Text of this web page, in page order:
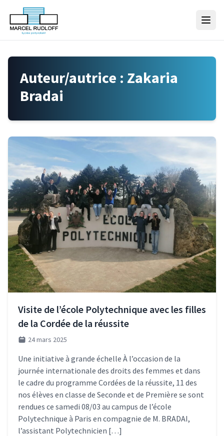
Skip to content
Auteur/autrice : Zakaria
Bradai
Visite de l’école Polytechnique avec les filles
de la Cordée de la réussite
24 mars 2025
Une initiative à grande échelle À l’occasion de la
journée internationale des droits des femmes et dans
le cadre du programme Cordées de la réussite, 11 des
nos élèves en classe de Seconde et de Première se sont
rendues ce samedi 08/03 au campus de l’école
Polytechnique à Paris en compagnie de M. BRADAI,
l’assistant Polytechnicien […]